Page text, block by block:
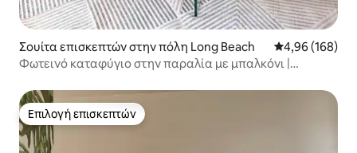
Σουίτα επισκεπτών στην πόλη Long Beach Μέση
4,96 (168)
Φωτεινό καταφύγιο στην παραλία με μπαλκόνι |
Επιλογή επισκεπτών
Επιλογή επισκεπτών